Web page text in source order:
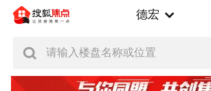
德宏
请输入楼盘名称或位置